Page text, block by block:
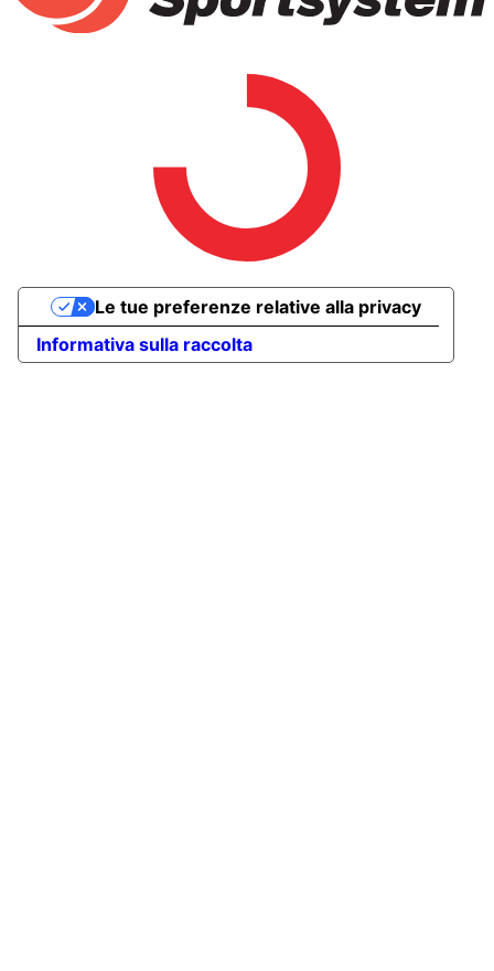
Informativa sulla raccolta
Le tue preferenze relative alla privacy